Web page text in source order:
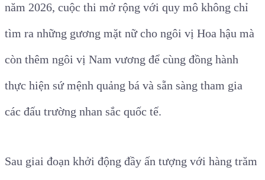
năm 2026, cuộc thi mở rộng với quy mô không chỉ
tìm ra những gương mặt nữ cho ngôi vị Hoa hậu mà
còn thêm ngôi vị Nam vương để cùng đồng hành
thực hiện sứ mệnh quảng bá và sẵn sàng tham gia
các đấu trường nhan sắc quốc tế.
Sau giai đoạn khởi động đầy ấn tượng với hàng trăm